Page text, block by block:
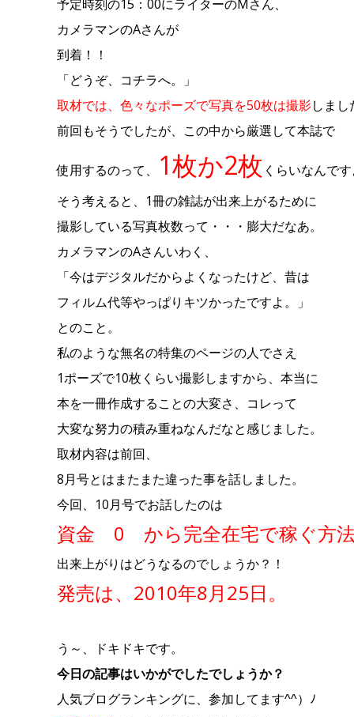
予定時刻の15：00にライターのMさん、
カメラマンのAさんが
到着！！
「どうぞ、コチラへ。」
取材では、色々なポーズで写真を50枚は撮影しまし
前回もそうでしたが、この中から厳選して本誌で
使用するのって、 1枚か2枚 くらいなんです
そう考えると、1冊の雑誌が出来上がるために
撮影している写真枚数って・・・膨大だなあ。
カメラマンのAさんいわく、
「今はデジタルだからよくなったけど、昔は
フィルム代等やっぱりキツかったですよ。」
とのこと。
私のような無名の特集のページの人でさえ
1ポーズで10枚くらい撮影しますから、本当に
本を一冊作成することの大変さ、コレって
大変な努力の積み重ねなんだなと感じました。
取材内容は前回、
8月号とはまたまた違った事を話しました。
今回、10月号でお話したのは
資金 0 から完全在宅で稼ぐ方
出来上がりはどうなるのでしょうか？！
発売は、2010年8月25日。
う～、ドキドキです。
今日の記事はいかがでしたでしょうか？
人気ブログランキングに、参加してます^^）ﾉ